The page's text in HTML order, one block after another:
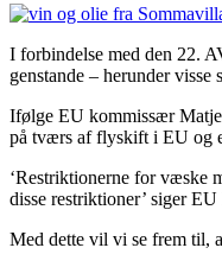
I forbindelse med den 22.
genstande – herunder
Ifølge EU kommissær
på tværs af flyskift i EU og
‘Restriktionerne for væske
disse restriktioner’ siger
Med dette vil vi se frem til,